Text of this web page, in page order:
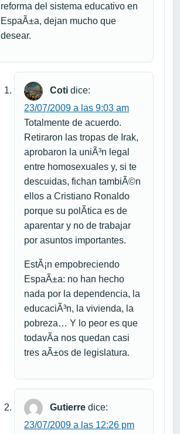
reforma del sistema educativo en
EspaÃ±a, dejan mucho que
desear.
Coti dice:
23/07/2009 a las 9:03 am
Totalmente de acuerdo.
Retiraron las tropas de Irak,
aprobaron la uniÃ³n legal
entre homosexuales y, si te
descuidas, fichan tambiÃ©n
ellos a Cristiano Ronaldo
porque su polÃ­tica es de
aparentar y no de trabajar
por asuntos importantes.
EstÃ¡n empobreciendo
EspaÃ±a: no han hecho
nada por la dependencia, la
educaciÃ³n, la vivienda, la
pobreza… Y lo peor es que
todavÃ­a nos quedan casi
tres aÃ±os de legislatura.
Gutierre dice:
23/07/2009 a las 12:26 pm